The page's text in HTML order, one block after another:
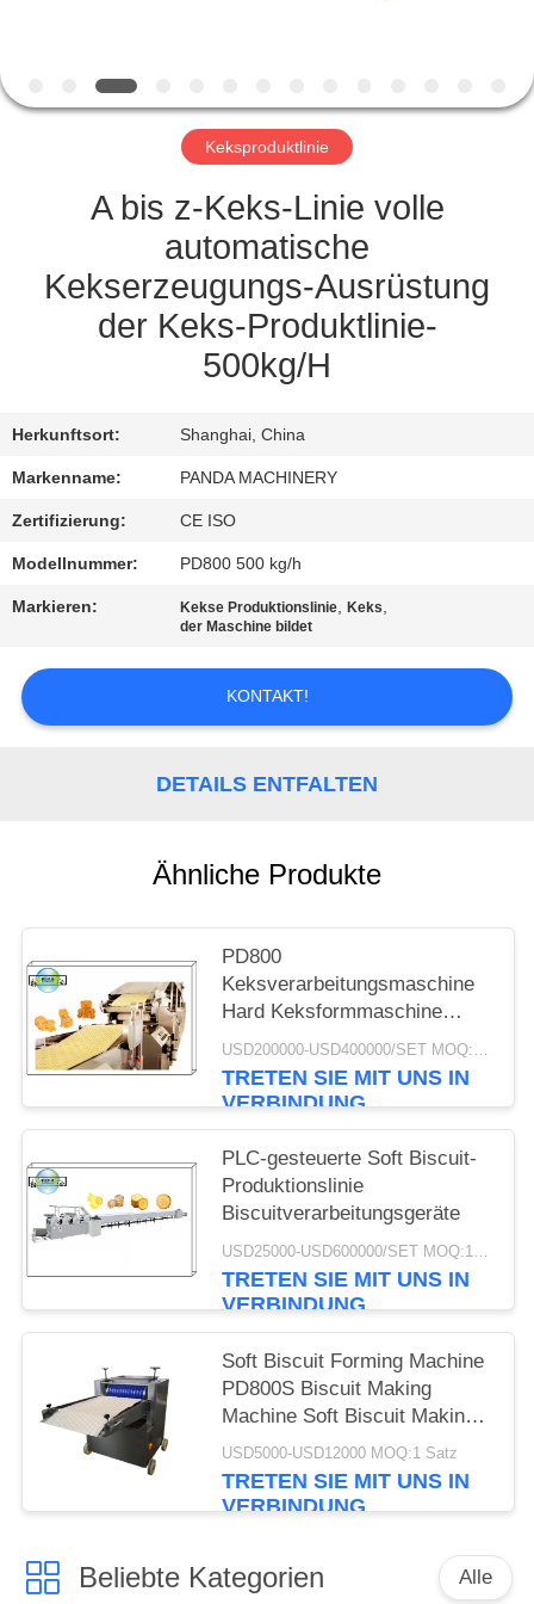
SIE
MIT
VERBINDUNG
NACHRICHTEN
SIE
EIN
ZITAT
PRIVACY
POLICY
Keksproduktlinie
A bis z-Keks-Linie volle
automatische
Kekserzeugungs-Ausrüstung
der Keks-Produktlinie-
500kg/H
Herkunftsort: Shanghai, China
Markenname: PANDA MACHINERY
Zertifizierung: CE ISO
Modellnummer: PD800 500 kg/h
Markieren: Kekse Produktionslinie,Keks,
der Maschine bildet
KONTAKT!
DETAILS ENTFALTEN
Ähnliche Produkte
PD800
Keksverarbeitungsmaschine
Hard Keksformmaschine
Hochgeschwindigkeits-Keks-
Produktionsmaschine
TRETEN SIE MIT UNS IN
VERBINDUNG
PLC-gesteuerte Soft Biscuit-
Produktionslinie
Biscuitverarbeitungsgeräte
USD25000-USD600000/SET MOQ:1 Satz
TRETEN SIE MIT UNS IN
VERBINDUNG
Soft Biscuit Forming Machine
PD800S Biscuit Making
Machine Soft Biscuit Making
Equipment PD400 PD600
PD800 PD1000 Die
Ausrüstung für die Herstellung
USD5000-USD12000 MOQ:1 Satz
TRETEN SIE MIT UNS IN
VERBINDUNG
Beliebte Kategorien Alle